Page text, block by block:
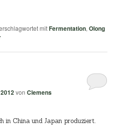
mitFermentation,Olong
vonClemens
in China und Japan produziert.